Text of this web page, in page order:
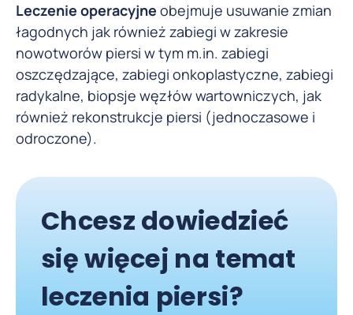
Leczenie operacyjne obejmuje usuwanie zmian
łagodnych jak również zabiegi w zakresie
nowotworów piersi w tym m.in. zabiegi
oszczędzające, zabiegi onkoplastyczne, zabiegi
radykalne, biopsje węzłów wartowniczych, jak
również rekonstrukcje piersi (jednoczasowe i
odroczone).
Chcesz dowiedzieć
się więcej na temat
leczenia piersi?